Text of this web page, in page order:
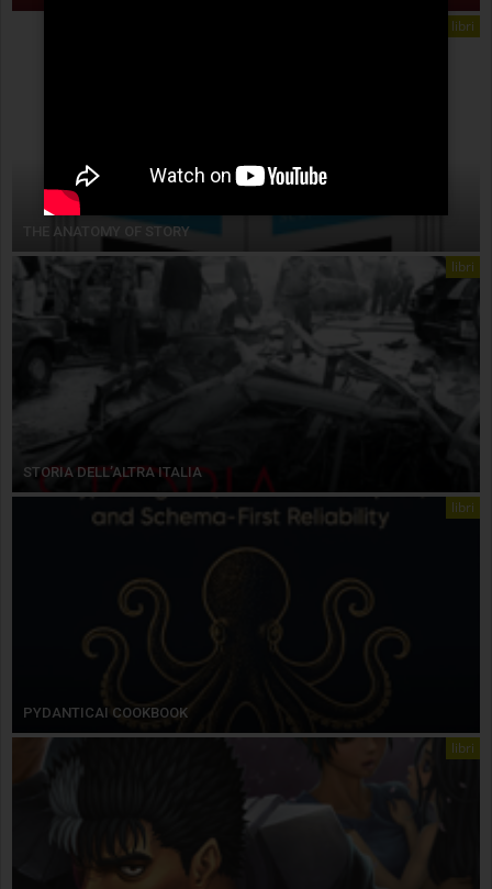
libri
THE ANATOMY OF STORY
libri
STORIA DELL’ALTRA ITALIA
libri
PYDANTICAI COOKBOOK
libri